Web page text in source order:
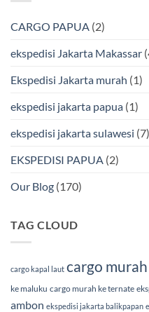
&
Laut
BMP
CARGO PAPUA (2)
ekspedisi Jakarta Makassar
Ekspedisi Jakarta murah (1)
ekspedisi jakarta papua (1)
ekspedisi jakarta sulawesi (7)
EKSPEDISI PAPUA (2)
Our Blog (170)
TAG CLOUD
cargo kapal laut cargo murah
ke maluku cargo murah ke ternate
ambon ekspedisi jakarta balikpapan